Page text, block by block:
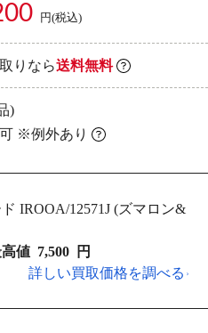
円(税込)
りなら送料無料
)
※例外あり
IROOA/12571J (ズマロン&
値 7,500
円
詳しい買取価格を調べる